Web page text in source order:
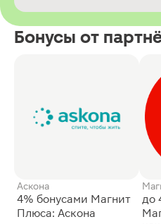
Бонусы от
Аскона
4% бонусами Магнит
Плюса: Аскона
до